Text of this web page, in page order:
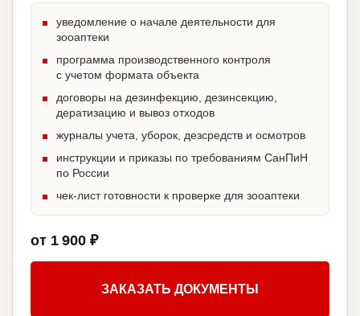
уведомление о начале деятельности для
зооаптеки
программа производственного контроля
с учетом формата объекта
договоры на дезинфекцию, дезинсекцию,
дератизацию и вывоз отходов
журналы учета, уборок, дезсредств и осмотров
инструкции и приказы по требованиям СанПиН
по России
чек-лист готовности к проверке для зооаптеки
от 1 900 ₽
ЗАКАЗАТЬ ДОКУМЕНТЫ